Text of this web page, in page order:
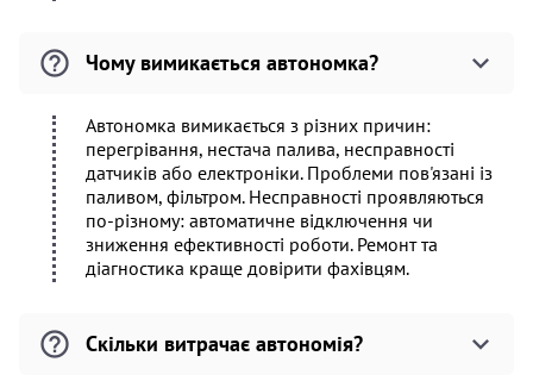
Чому вимикається автономка?
Автономка вимикається з різних причин:
перегрівання, нестача палива, несправності
датчиків або електроніки. Проблеми пов'язані із
паливом, фільтром. Несправності проявляються
по-різному: автоматичне відключення чи
зниження ефективності роботи. Ремонт та
діагностика краще довірити фахівцям.
Скільки витрачає автономія?